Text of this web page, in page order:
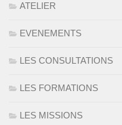
ATELIER
EVENEMENTS
LES CONSULTATIONS
LES FORMATIONS
LES MISSIONS